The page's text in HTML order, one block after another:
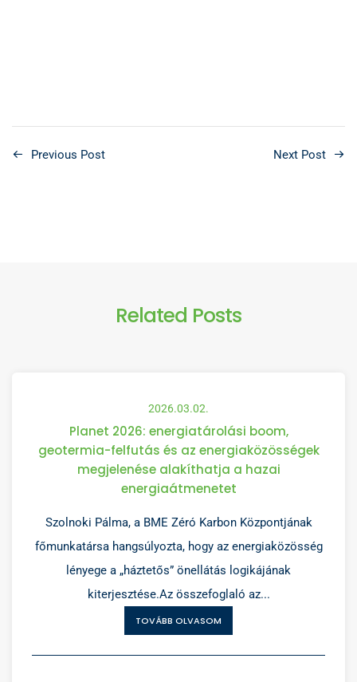
Previous Post Next Post
Related Posts
2026.03.02.
Planet 2026: energiatárolási boom,
geotermia-felfutás és az energiaközösségek
megjelenése alakíthatja a hazai
energiaátmenetet
Szolnoki Pálma, a BME Zéró Karbon Központjának
főmunkatársa hangsúlyozta, hogy az energiaközösség
lényege a „háztetős” önellátás logikájának
kiterjesztése.Az összefoglaló az...
TOVÁBB OLVASOM